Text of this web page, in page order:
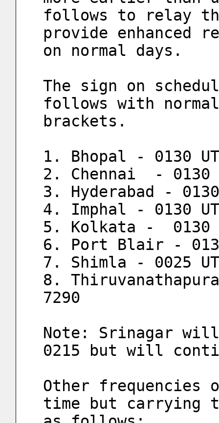
follows to relay the
provide enhanced
on normal days.
The sign on
follows with
brackets.
1. Bhopal - 0130
2. Chennai  - 0130
3. Hyderabad -
4. Imphal - 0130
5. Kolkata -  0130
6. Port Blair -
7. Shimla - 0025
8.
7290
Note: Srinagar
0215 but will
Other frequencies
time but carrying